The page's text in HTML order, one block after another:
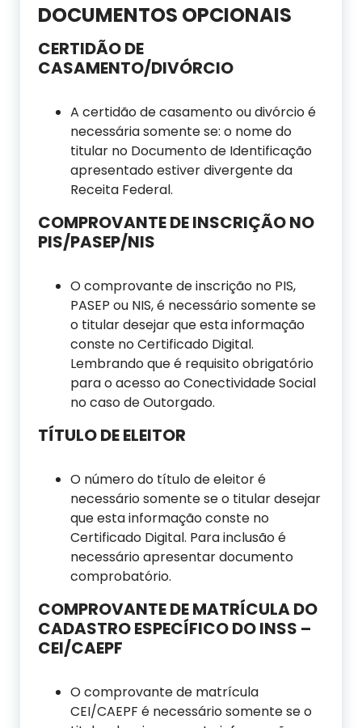
DOCUMENTOS OPCIONAIS
CERTIDÃO DE
CASAMENTO/DIVÓRCIO
A certidão de casamento ou divórcio é
necessária somente se: o nome do
titular no Documento de Identificação
apresentado estiver divergente da
Receita Federal.
COMPROVANTE DE INSCRIÇÃO NO
PIS/PASEP/NIS
O comprovante de inscrição no PIS,
PASEP ou NIS, é necessário somente se
o titular desejar que esta informação
conste no Certificado Digital.
Lembrando que é requisito obrigatório
para o acesso ao Conectividade Social
no caso de Outorgado.
TÍTULO DE ELEITOR
O número do título de eleitor é
necessário somente se o titular desejar
que esta informação conste no
Certificado Digital. Para inclusão é
necessário apresentar documento
comprobatório.
COMPROVANTE DE MATRÍCULA DO
CADASTRO ESPECÍFICO DO INSS –
CEI/CAEPF
O comprovante de matrícula
CEI/CAEPF é necessário somente se o